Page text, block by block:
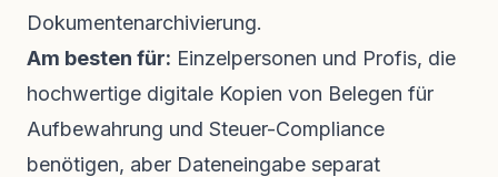
Dokumentenarchivierung.
Am besten für: Einzelpersonen und Profis, die
hochwertige digitale Kopien von Belegen für
Aufbewahrung und Steuer-Compliance
benötigen, aber Dateneingabe separat